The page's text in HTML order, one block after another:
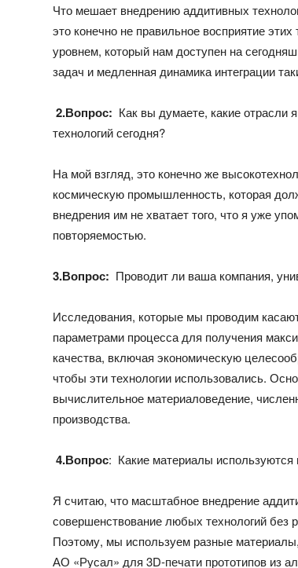
Что мешает внедрению аддитивных
это конечно не правильное восприятие
уровнем, который нам доступен на
задач и медленная динамика интеграции
2.Вопрос: Как вы думаете, какие отрасли
технологий сегодня?
На мой взгляд, это конечно же
космическую промышленность, которая
внедрения им не хватает того, что я уже
повторяемостью.
3.Вопрос: Проводит ли ваша компания,
Исследования, которые мы проводим
параметрами процесса для получения
качества, включая экономическую
чтобы эти технологии использовались.
вычислительное материаловедение,
производства.
4.Вопрос: Какие материалы используются
Я считаю, что масштабное внедрение
совершенствование любых технологий без
Поэтому, мы используем разные
АО «Русал» для 3D-печати прототипов из